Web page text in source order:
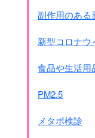
副作用のある
新型コロナウ
食品や生活用
PM2.5
メタボ検診